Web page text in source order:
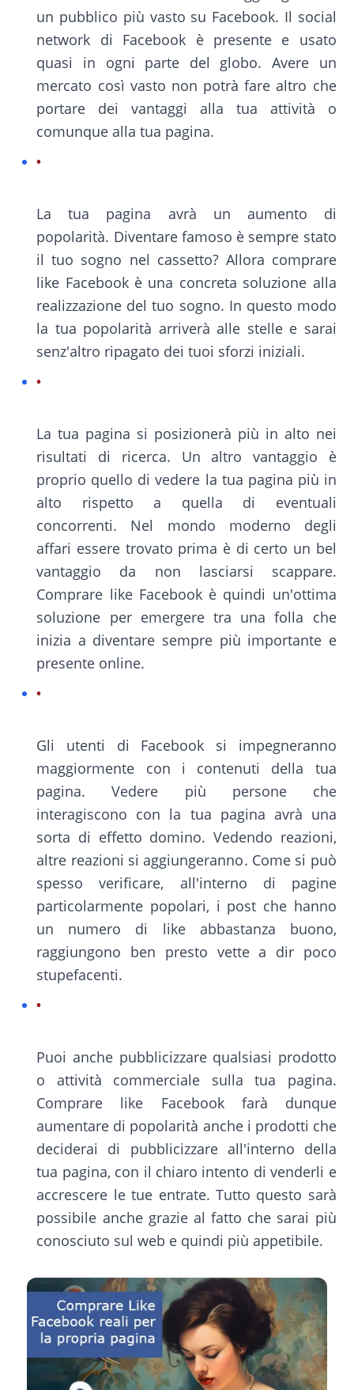
un pubblico più vasto su Facebook. Il social
network di Facebook è presente e usato
quasi in ogni parte del globo. Avere un
mercato così vasto non potrà fare altro che
portare dei vantaggi alla tua attività o
comunque alla tua pagina.
La tua pagina avrà un aumento di
popolarità. Diventare famoso è sempre stato
il tuo sogno nel cassetto? Allora comprare
like Facebook è una concreta soluzione alla
realizzazione del tuo sogno. In questo modo
la tua popolarità arriverà alle stelle e sarai
senz'altro ripagato dei tuoi sforzi iniziali.
La tua pagina si posizionerà più in alto nei
risultati di ricerca. Un altro vantaggio è
proprio quello di vedere la tua pagina più in
alto rispetto a quella di eventuali
concorrenti. Nel mondo moderno degli
affari essere trovato prima è di certo un bel
vantaggio da non lasciarsi scappare.
Comprare like Facebook è quindi un'ottima
soluzione per emergere tra una folla che
inizia a diventare sempre più importante e
presente online.
Gli utenti di Facebook si impegneranno
maggiormente con i contenuti della tua
pagina. Vedere più persone che
interagiscono con la tua pagina avrà una
sorta di effetto domino. Vedendo reazioni,
altre reazioni si aggiungeranno. Come si può
spesso verificare, all'interno di pagine
particolarmente popolari, i post che hanno
un numero di like abbastanza buono,
raggiungono ben presto vette a dir poco
stupefacenti.
Puoi anche pubblicizzare qualsiasi prodotto
o attività commerciale sulla tua pagina.
Comprare like Facebook farà dunque
aumentare di popolarità anche i prodotti che
deciderai di pubblicizzare all'interno della
tua pagina, con il chiaro intento di venderli e
accrescere le tue entrate. Tutto questo sarà
possibile anche grazie al fatto che sarai più
conosciuto sul web e quindi più appetibile.